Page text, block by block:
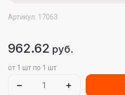
Артикул: 17063
962.62 руб.
от 1 шт по 1 шт